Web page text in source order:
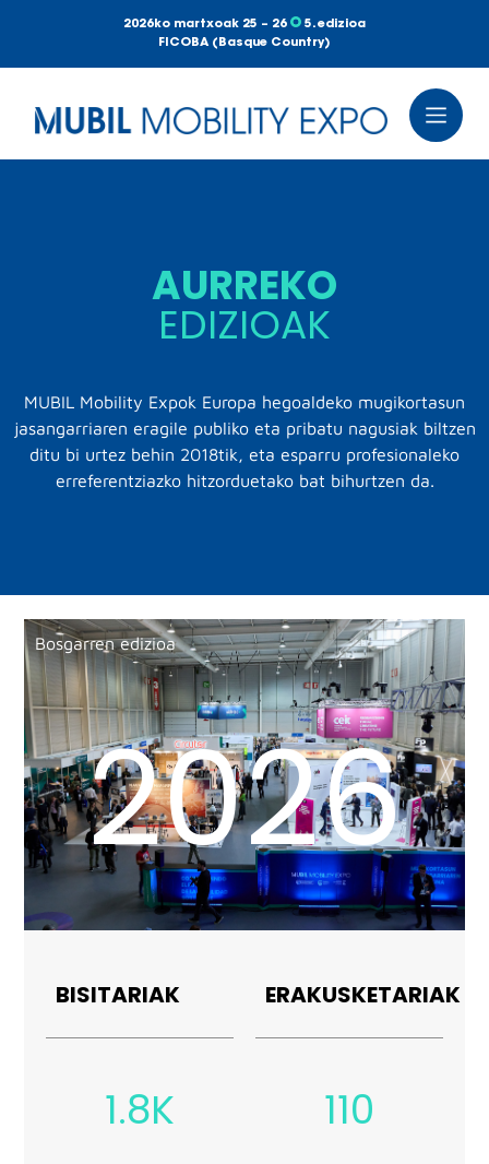
2026ko martxoak 25 – 26
5. edizioa
FICOBA (Basque Country)
AURREKO
EDIZIOAK
MUBIL Mobility Expok Europa hegoaldeko mugikortasun
jasangarriaren eragile publiko eta pribatu nagusiak biltzen
ditu bi urtez behin 2018tik, eta esparru profesionaleko
erreferentziazko hitzorduetako bat bihurtzen da.
Bosgarren edizioa
2026
BISITARIAK
1.8K
ERAKUSKETARIAK
110